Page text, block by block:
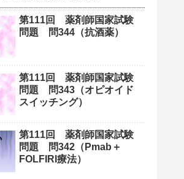
第111回 薬剤師国家試験
問題 問344（抗酒薬）
第111回 薬剤師国家試験
問題 問343（オピオイド
スイッチング）
第111回 薬剤師国家試験
問題 問342（Pmab＋
FOLFIRI療法）